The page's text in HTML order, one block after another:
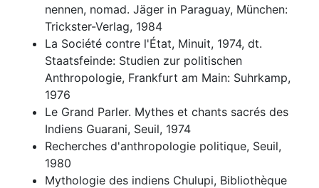
nennen, nomad. Jäger in Paraguay, München:
Trickster-Verlag, 1984
La Société contre l'État, Minuit, 1974, dt.
Staatsfeinde: Studien zur politischen
Anthropologie, Frankfurt am Main: Suhrkamp,
1976
Le Grand Parler. Mythes et chants sacrés des
Indiens Guarani, Seuil, 1974
Recherches d'anthropologie politique, Seuil,
1980
Mythologie des indiens Chulupi, Bibliothèque